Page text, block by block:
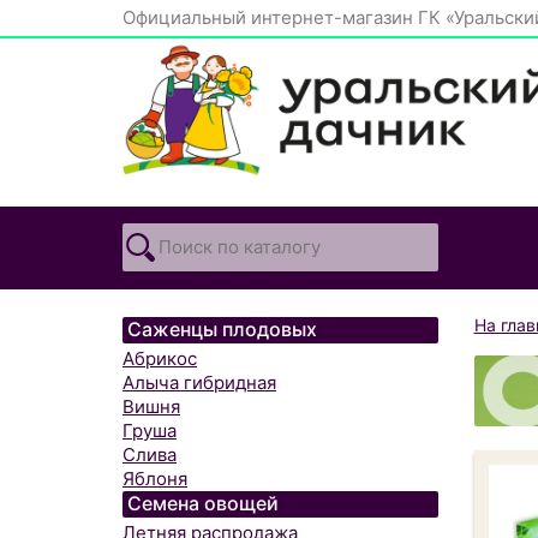
Официальный интернет-магазин ГК
Саженцы плодовых
Абрикос
Алыча гибридная
Вишня
Груша
Слива
Яблоня
Семена овощей
Летняя распродажа
На